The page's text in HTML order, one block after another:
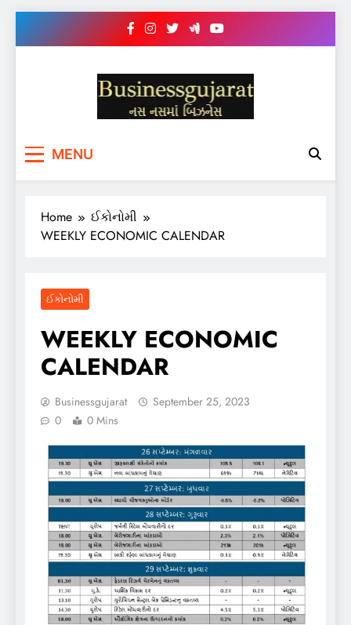
BUSINESS GUJARAT
MENU
Home
ઈકોનોમી
WEEKLY ECONOMIC CALENDAR
ઈકોનોમી
WEEKLY ECONOMIC
CALENDAR
Businessgujarat
September 25, 2023
0
0 Mins